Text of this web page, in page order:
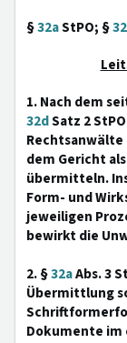
§32aStPO; §
1. Nach dem
32dSatz 2
Rechtsanwälte
dem Gericht
übermitteln.
Form- und
jeweiligen
bewirkt die
2. §32aAbs. 3
Übermittlung
Dokumente